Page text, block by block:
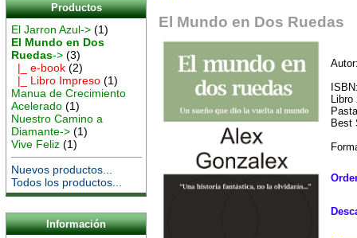
Productos
El Jarron Azul-> (1)
El Mundo en Dos
Ruedas-> (3)
|_ e-book (2)
|_ Libro Impreso (1)
Manua de Crecimiento
Acelerado (1)
Nuestro Camino a
Diamante-> (1)
Vive Feliz (1)
Nuevos productos...
Todos los productos...
Información
El Mundo en Dos Ruedas
Best